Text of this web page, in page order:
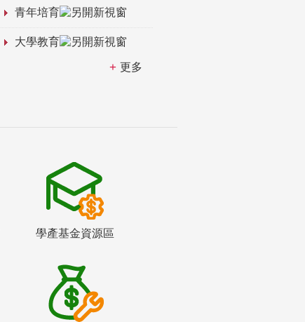
青年培育
大學教育
更多
學產基金資源區